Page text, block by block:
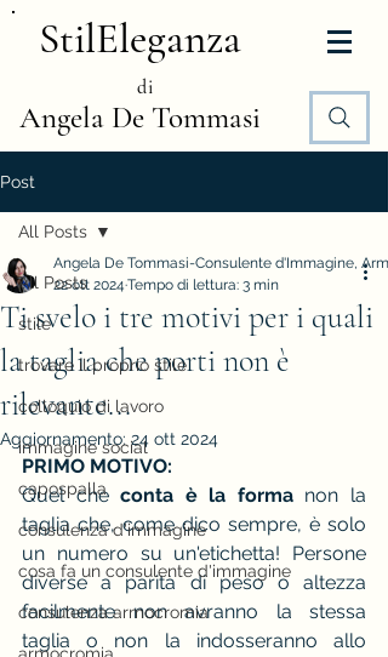
StilEleganza
di
Angela De Tommasi
Post
All Posts
stile
trovare il proprio stile
colloquio di lavoro
immagine social
capospalla
consulenza d'immagine
cosa fa un consulente d'immagine
consulenza armocromia
All Posts
Ti svelo i tre motivi per i quali
la taglia che porti non è
rilevante...
Angela De Tommasi-Consulente d'Immagine,
22 ott 2024 Tempo di lettura: 3 min
Aggiornamento: 24 ott 2024
PRIMO MOTIVO:
Quel che conta è la forma non la
taglia che, come dico sempre, è solo
un numero su un'etichetta! Persone
diverse a parità di peso o altezza
facilmente non avranno la stessa
taglia o non la indosseranno allo